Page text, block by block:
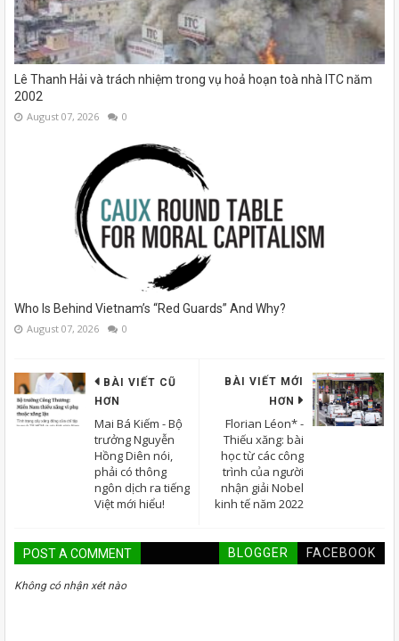
Lê Thanh Hải và trách nhiệm trong vụ hoả hoạn toà nhà ITC năm
2002
August 07, 2026 0
Who Is Behind Vietnam’s “Red Guards” And Why?
August 07, 2026 0
BÀI VIẾT MỚI
HƠN
Florian Léon* -
Thiếu xăng: bài
học từ các công
trình của người
nhận giải Nobel
kinh tế năm 2022
BÀI VIẾT CŨ
HƠN
Mai Bá Kiếm - Bộ
trưởng Nguyễn
Hồng Diên nói,
phải có thông
ngôn dịch ra tiếng
Việt mới hiểu!
POST A COMMENT BLOGGER FACEBOOK
Không có nhận xét nào